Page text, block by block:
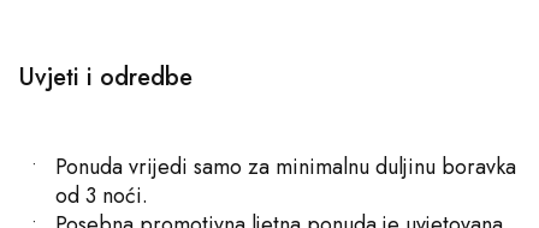
Uvjeti i odredbe
Ponuda vrijedi samo za minimalnu duljinu boravka
od 3 noći.